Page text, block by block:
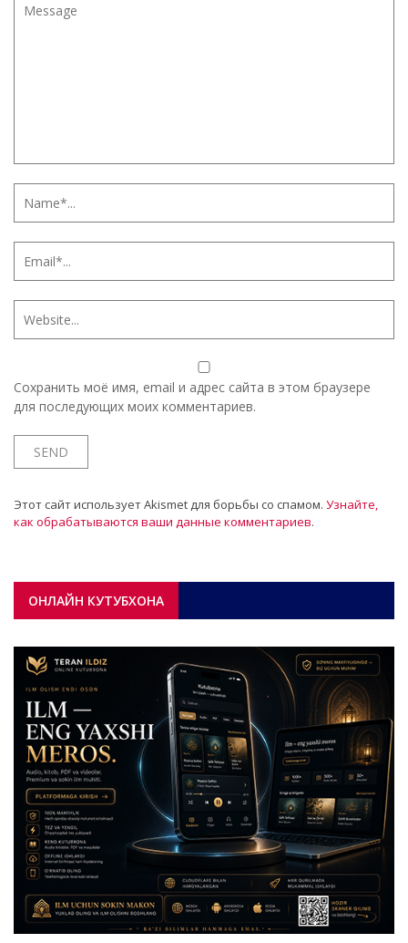
Сохранить моё имя, email и адрес сайта в этом браузере
для последующих моих комментариев.
Этот сайт использует Akismet для борьбы со спамом. Узнайте,
как обрабатываются ваши данные комментариев.
ОНЛАЙН КУТУБХОНА